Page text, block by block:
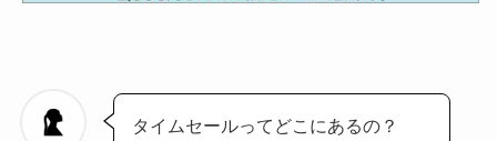
タイムセールってどこにあるの？